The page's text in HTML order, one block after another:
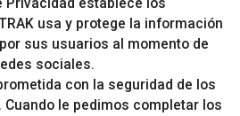
usa y protege la información
sus usuarios al momento de
sociales.
con la seguridad de los
le pedimos completar los